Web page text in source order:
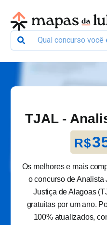
TJAL -
R$
Os melhores e mais
o concurso de
Justiça de Alagoas
gratuitas por um ano.
100% atualizados,